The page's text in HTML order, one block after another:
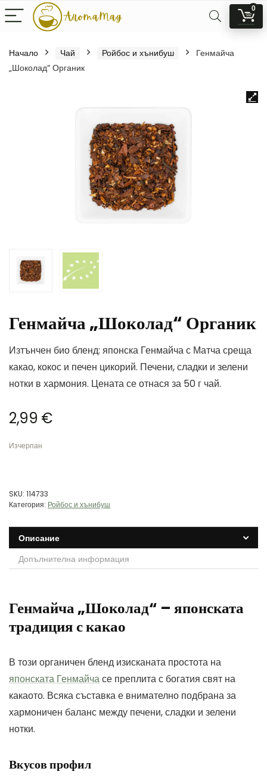
0
Начало Чай Ройбос и хънибуш
Генмайча
„Шоколад“ Органик
Генмайча „Шоколад“ Органик
Изтънчен био бленд: японска Генмайча с Матча среща
какао, кокос и печен цикорий. Печени, сладки и зелени
нотки в хармония. Цената се отнася за 50 г чай.
2,99 €
Изчерпан
SKU: 114733
Категория: Ройбос и хънибуш
Описание
Допълнителна информация
Генмайча „Шоколад“ – японската
традиция с какао
В този органичен бленд изисканата простота на
японската Генмайчасе преплита с богатия свят на
какаото. Всяка съставка е внимателно подбрана за
хармоничен баланс между печени, сладки и зелени
нотки.
Вкусов профил